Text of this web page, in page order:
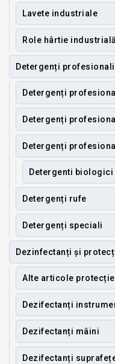
Lavete industriale
Role hârtie industrială
Detergenți profesionali
Detergenți
Detergenți
Detergenți
Detergenti biologici
Detergenți rufe
Detergenți speciali
Dezinfectanți și
Alte articole protecție
Dezifectanți
Dezifectanți mâini
Dezifectanți